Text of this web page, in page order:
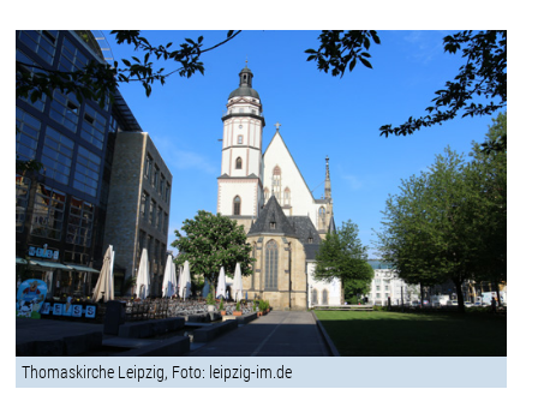
Thomaskirche Leipzig, Foto: leipzig-im.de